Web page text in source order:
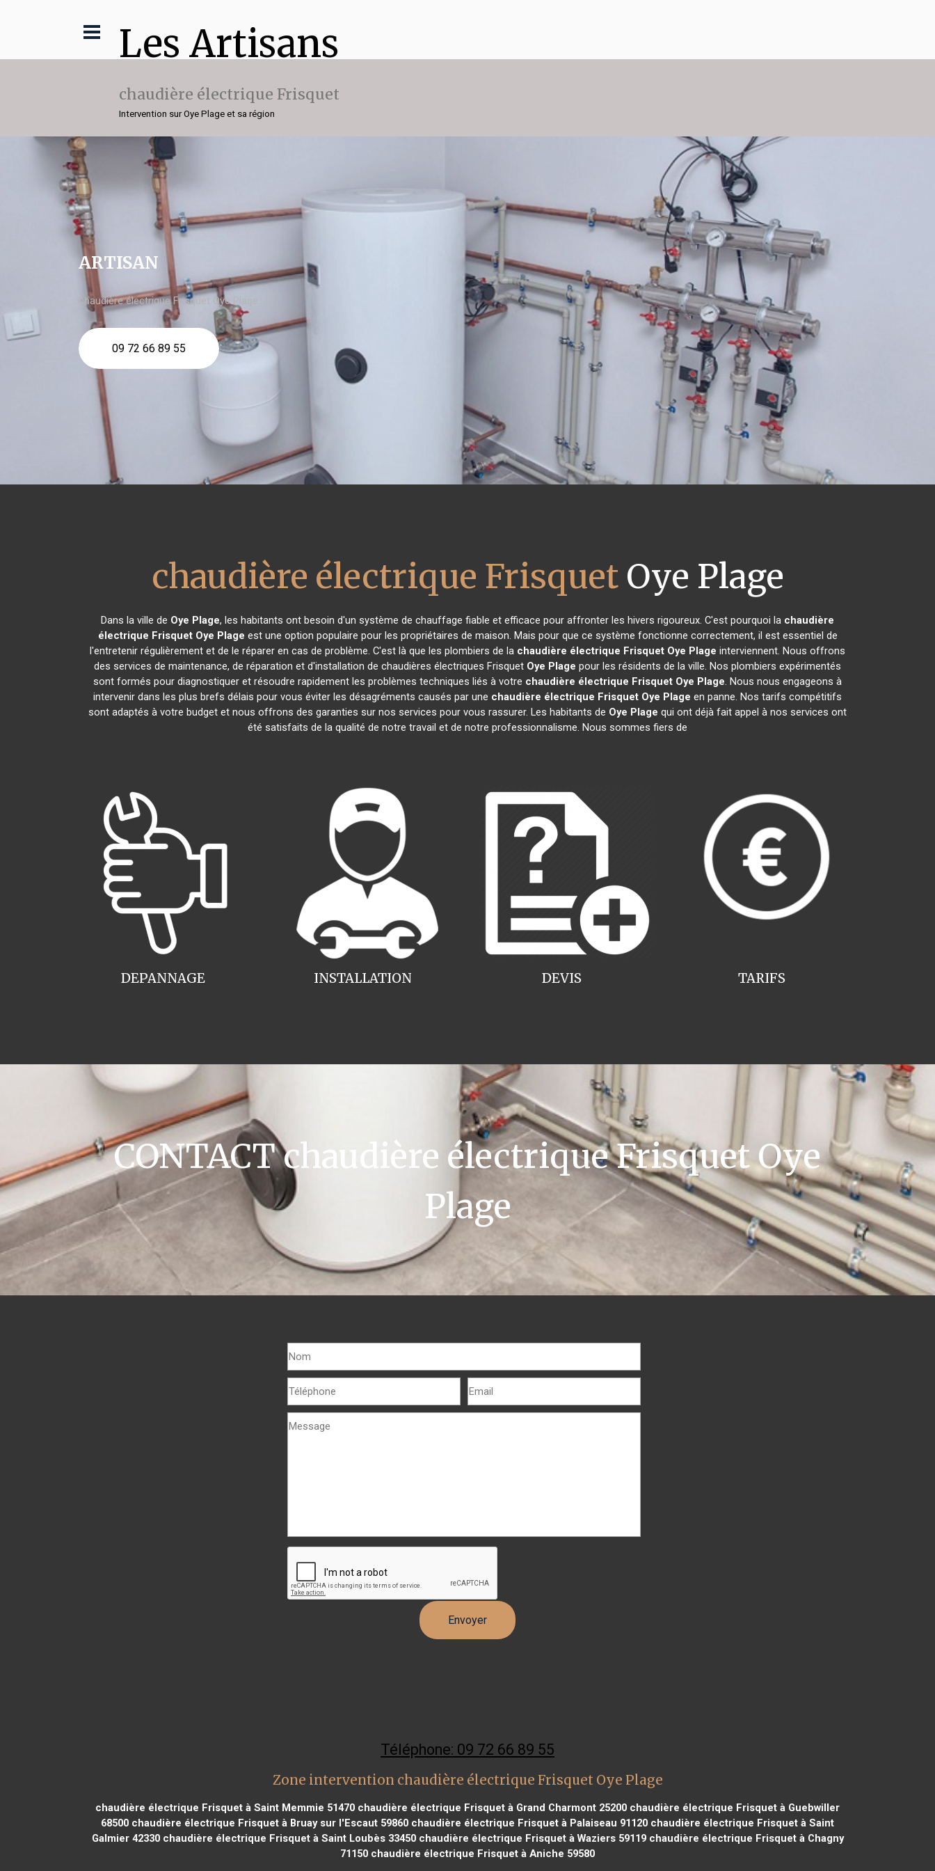
Les Artisans
chaudière électrique Frisquet
Intervention sur Oye Plage et sa région
ARTISAN
chaudière électrique Frisquet Oye Plage
09 72 66 89 55
chaudière électrique FrisquetOye Plage
Dans la ville de Oye Plage, les habitants ont besoin d'un système de chauffage fiable et efficace pour affronter les hivers rigoureux. C'est pourquoi la chaudière
électrique Frisquet Oye Plage est une option populaire pour les propriétaires de maison. Mais pour que ce système fonctionne correctement, il est essentiel de
l'entretenir régulièrement et de le réparer en cas de problème. C'est là que les plombiers de la chaudière électrique Frisquet Oye Plage interviennent. Nous offrons
des services de maintenance, de réparation et d'installation de chaudières électriques Frisquet Oye Plage pour les résidents de la ville. Nos plombiers expérimentés
sont formés pour diagnostiquer et résoudre rapidement les problèmes techniques liés à votre chaudière électrique Frisquet Oye Plage. Nous nous engageons à
intervenir dans les plus brefs délais pour vous éviter les désagréments causés par une chaudière électrique Frisquet Oye Plage en panne. Nos tarifs compétitifs
sont adaptés à votre budget et nous offrons des garanties sur nos services pour vous rassurer. Les habitants de Oye Plage qui ont déjà fait appel à nos services ont
été satisfaits de la qualité de notre travail et de notre professionnalisme. Nous sommes fiers de
INSTALLATION
DEPANNAGE TARIFS
DEVIS
CONTACT chaudière électrique Frisquet Oye
Plage
Téléphone: 09 72 66 89 55
Zone intervention chaudière électrique Frisquet Oye Plage
chaudière électrique Frisquet à Saint Memmie 51470 chaudière électrique Frisquet à Grand Charmont 25200 chaudière électrique Frisquet à Guebwiller
68500 chaudière électrique Frisquet à Bruay sur l'Escaut 59860 chaudière électrique Frisquet à Palaiseau 91120 chaudière électrique Frisquet à Saint
Galmier 42330chaudière électrique Frisquet à Saint Loubès 33450chaudière électrique Frisquet à Waziers 59119chaudière électrique Frisquet à Chagny
71150 chaudière électrique Frisquet à Aniche 59580